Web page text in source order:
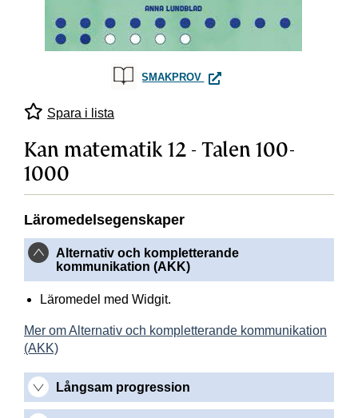
SMAKPROV KAN MATEMATIK 12 - TALEN
Spara i lista
Kan matematik 12 - Talen 100-
1000
Läromedelsegenskaper
Alternativ och kompletterande
kommunikation (AKK)
Läromedel med Widgit.
Mer om Alternativ och kompletterande kommunikation
(AKK)
Långsam progression